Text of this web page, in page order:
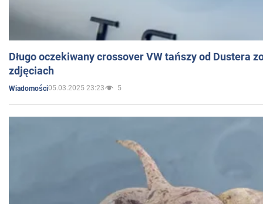
Długo oczekiwany crossover VW tańszy od Dustera
zdjęciach
Wiadomości05.03.2025 23:23 5